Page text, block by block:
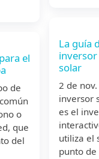
el
de
o
que
del
La guía
solar
2 de
inversor
es el
utiliza el
punto